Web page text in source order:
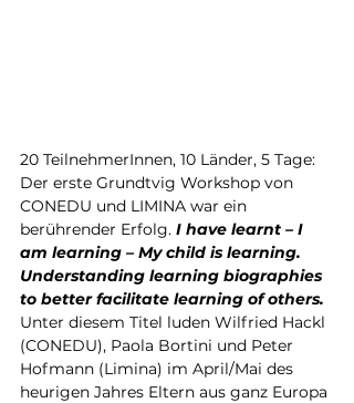
20 TeilnehmerInnen, 10 Länder, 5 Tage:
Der erste Grundtvig Workshop von
CONEDU und LIMINA war ein
berührender Erfolg. I have learnt – I
am learning – My child is learning.
Understanding learning biographies
to better facilitate learning of others.
Unter diesem Titel luden Wilfried Hackl
(CONEDU), Paola Bortini und Peter
Hofmann (Limina) im April/Mai des
heurigen Jahres Eltern aus ganz Europa